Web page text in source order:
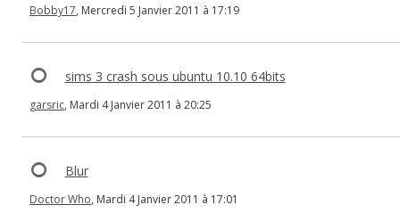
Bobby17, Mercredi 5 Janvier 2011 à 17:19
sims 3 crash sous ubuntu 10.10 64bits
garsric, Mardi 4 Janvier 2011 à 20:25
Blur
Doctor Who, Mardi 4 Janvier 2011 à 17:01